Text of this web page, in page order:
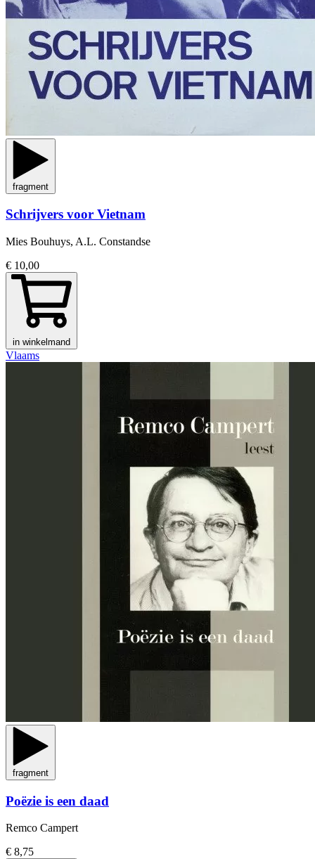
fragment
Schrijvers voor Vietnam
Mies Bouhuys, A.L. Constandse
€ 10,00
in winkelmand
Vlaams
fragment
Poëzie is een daad
Remco Campert
€ 8,75